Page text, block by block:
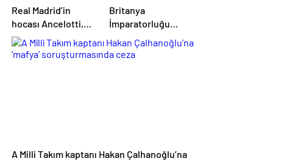
Real Madrid’in
hocası Ancelotti,
vergi kaçırma
suçlamasıyla
Britanya
İmparatorluğu
Nişanı’na sahip eski
İskoç kaptana aile
A Milli Takım kaptanı Hakan Çalhanoğlu’na